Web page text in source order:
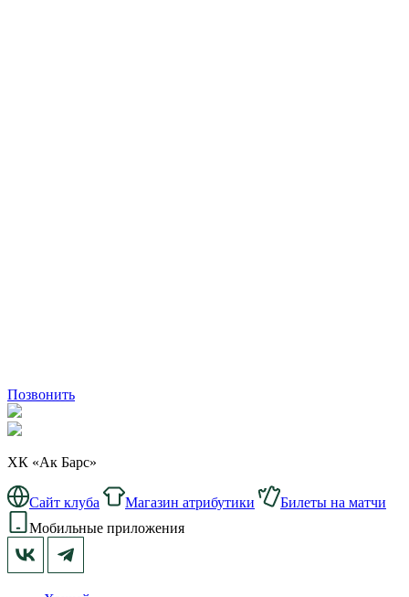
Позвонить
ХК «Ак Барс»
Сайт клуба Магазин атрибутики
Билеты на матчи
Мобильные приложения